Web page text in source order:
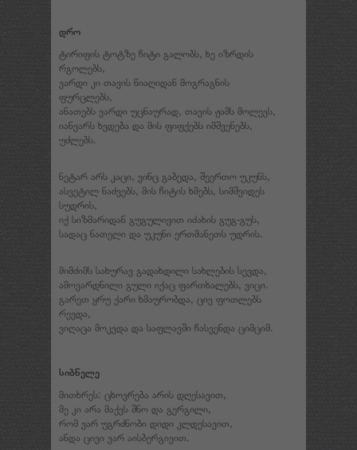
დრო
ტირიფის ტოტზე ჩიტი გალობს, ხე იზრდის
რგოლებს,
ვარდი კი თავის წიაღიდან მოგრაგნის
ფურცლებს,
ანათებს ვარდი უცნაურად, თავის ჟამს მოლევს,
იანვარს ხვდება და მის ფიფქებს იმშვენებს,
უძლებს.
ნეტარ არს კაცი, ვინც გაბედა, შეერთო უკუნს,
ასვეტილ ნაძვებს, მის ჩიტის ხმებს, სიმშვიდეს
სუდრის,
იქ სიზმარიდან გუგულივით იძახის გუგ-გუს,
სადაც ნათელი და უკუნი ერთმანეთს უდრის.
მიმძიმს სახურავ გადახდილი სახლების სევდა,
ამოვარდნილი გული იქაც ფართხალებს, ვიცი.
გარეთ ყრუ ქარი ხმაურობდა, ცივ ფოთლებს
რევდა,
ვიღაცა მოკვდა და საფლავში ჩასვენდა ციმციმ.
სიბნელე
მითხრეს: ცხოვრება არის დღესავით,
მე კი არა მაქვს შნო და გერგილი,
რომ ვარ უგრძნობი დიდი კლდესავით,
ანდა ცივი ვარ აისბერგივით.